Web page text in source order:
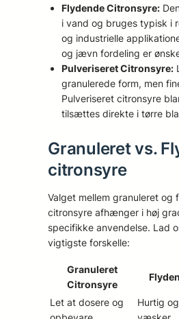
Flydende Citronsyre:
i vand og bruges typisk i
og industrielle
og jævn fordeling er
Pulveriseret Citronsyre:
granulerede form, men
Pulveriseret citronsyre
tilsættes direkte i tørre
Granuleret vs.
citronsyre
Valget mellem granuleret og
citronsyre afhænger i høj
specifikke anvendelse. Lad
vigtigste forskelle:
Granuleret
Citronsyre
Let at dosere og
Hurtig